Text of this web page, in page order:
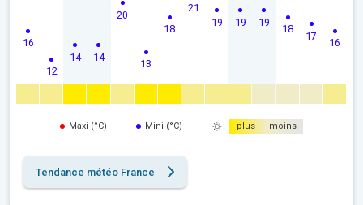
16
12
14 14
20
13
18
21
19 19 19
18
17
16
Maxi (°C) Mini (°C) plus moins
Tendance météo France